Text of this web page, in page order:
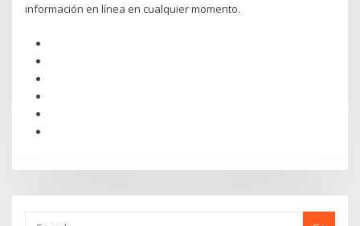
información en línea en cualquier momento.